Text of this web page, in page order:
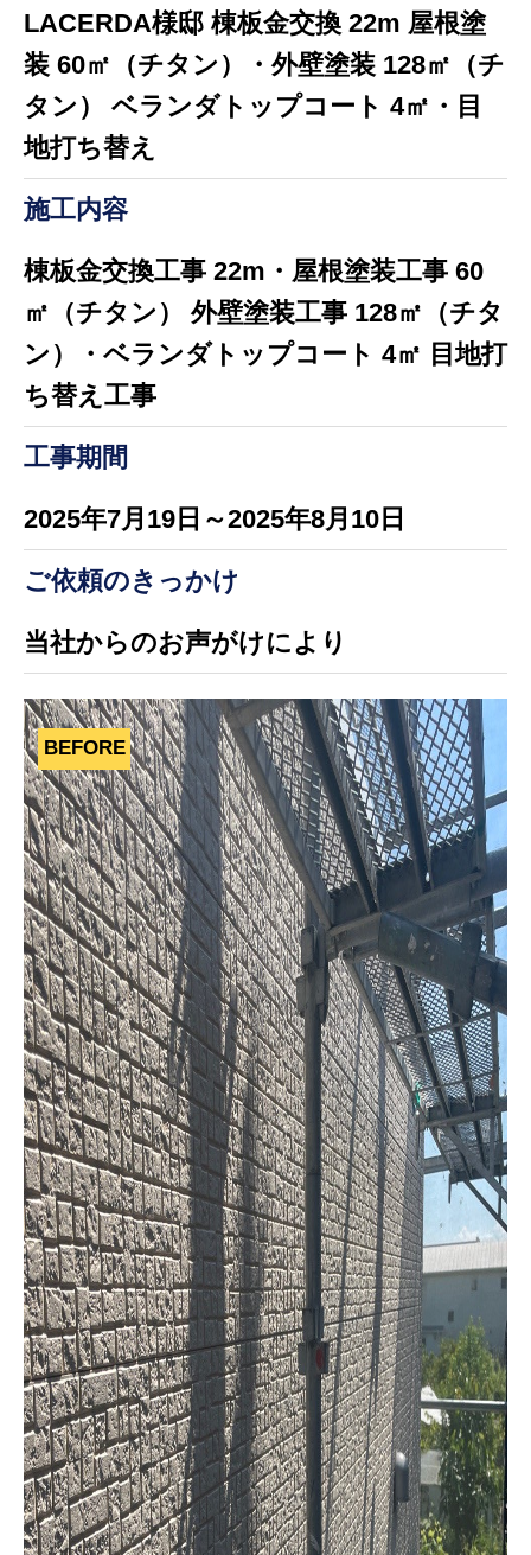
LACERDA様邸 棟板金交換 22m 屋根塗
装 60㎡（チタン）・外壁塗装 128㎡（チ
タン） ベランダトップコート 4㎡・目
地打ち替え
施工内容
棟板金交換工事 22m・屋根塗装工事 60
㎡（チタン） 外壁塗装工事 128㎡（チタ
ン）・ベランダトップコート 4㎡ 目地打
ち替え工事
工事期間
2025年7月19日～2025年8月10日
ご依頼のきっかけ
当社からのお声がけにより